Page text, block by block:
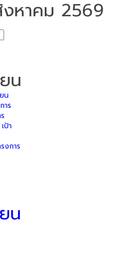
หาคม 2569
น
น
าร
ป้า
งการ
น